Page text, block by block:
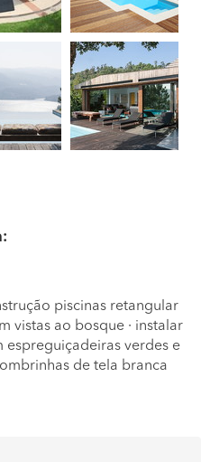
piscinas retangular
vistas ao bosque · instalar
verdes e
de tela branca